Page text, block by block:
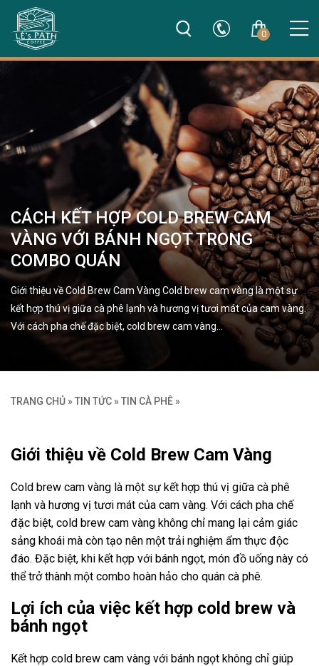
0
CÁCH KẾT HỢP COLD BREW CAM
VÀNG VỚI BÁNH NGỌT TRONG
COMBO QUÁN
Giới thiệu về Cold Brew Cam Vàng Cold brew cam vàng là một sự
kết hợp thú vị giữa cà phê lạnh và hương vị tươi mát của cam vàng.
Với cách pha chế đặc biệt, cold brew cam vàng…
TRANG CHỦ » TIN TỨC » TIN CÀ PHÊ »
Giới thiệu về Cold Brew Cam Vàng
Cold brew cam vàng là một sự kết hợp thú vị giữa cà phê
lạnh và hương vị tươi mát của cam vàng. Với cách pha chế
đặc biệt, cold brew cam vàng không chỉ mang lại cảm giác
sảng khoái mà còn tạo nên một trải nghiệm ẩm thực độc
đáo. Đặc biệt, khi kết hợp với bánh ngọt, món đồ uống này có
thể trở thành một combo hoàn hảo cho quán cà phê.
Lợi ích của việc kết hợp cold brew và
bánh ngọt
Kết hợp cold brew cam vàng với bánh ngọt không chỉ giúp